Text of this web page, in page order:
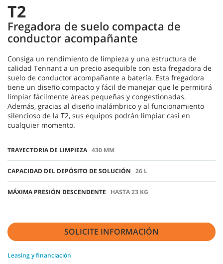
T2
Fregadora de suelo compacta de
conductor acompañante
Consiga un rendimiento de limpieza y una estructura de
calidad Tennant a un precio asequible con esta fregadora de
suelo de conductor acompañante a batería. Esta fregadora
tiene un diseño compacto y fácil de manejar que le permitirá
limpiar fácilmente áreas pequeñas y congestionadas.
Además, gracias al diseño inalámbrico y al funcionamiento
silencioso de la T2, sus equipos podrán limpiar casi en
cualquier momento.
TRAYECTORIA DE LIMPIEZA 430 MM
CAPACIDAD DEL DEPÓSITO DE SOLUCIÓN 26 L
MÁXIMA PRESIÓN DESCENDENTE HASTA 23 KG
SOLICITE INFORMACIÓN
Leasing y financiación